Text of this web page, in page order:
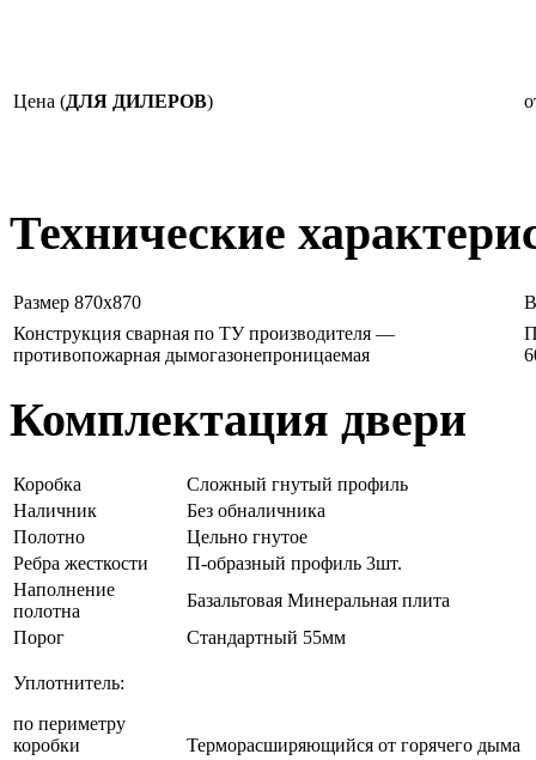
Цена (ДЛЯ ДИЛЕРОВ)
Технические
Размер 870х870
Конструкция сварная по ТУ производителя —
противопожарная дымогазонепроницаемая
Комплектация двери
Коробка
Сложный гнутый профиль
Наличник
Без обналичника
Полотно
Цельно гнутое
Ребра жесткости
П-образный профиль 3шт.
Наполнение
полотна
Базальтовая Минеральная плита
Порог
Стандартный 55мм
Уплотнитель:
по периметру
коробки
Терморасширяющийся от горячего дыма